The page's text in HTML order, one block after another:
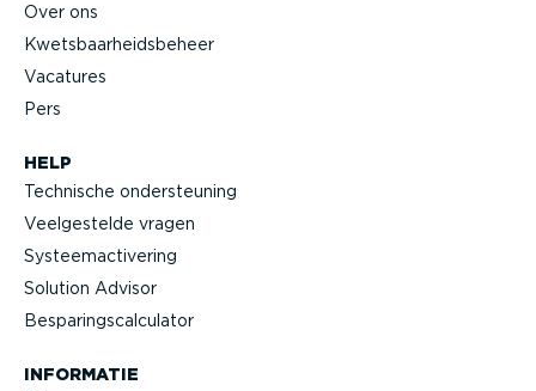
HELP
Technische onder­steuning
Veelge­stelde vragen
Systeem­ac­ti­vering
Solution Advisor
Bespa­rings­cal­cu­lator
INFORMATIE
Over ons
Kwets­baar­heids­beheer
Vacatures
Pers